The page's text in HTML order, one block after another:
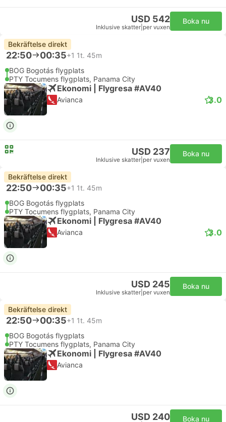
USD 542
Inklusive skatter per vuxen
Boka nu
Bekräftelse direkt
22:50 00:35+1 1t. 45m
BOG Bogotás flygplats
PTY Tocumens flygplats, Panama City
Ekonomi | Flygresa #AV40
Avianca 3.0
USD 237
Inklusive skatter per vuxen
Boka nu
Bekräftelse direkt
22:50 00:35+1 1t. 45m
BOG Bogotás flygplats
PTY Tocumens flygplats, Panama City
Ekonomi | Flygresa #AV40
Avianca 3.0
USD 245
Inklusive skatter per vuxen
Boka nu
Bekräftelse direkt
22:50 00:35+1 1t. 45m
BOG Bogotás flygplats
PTY Tocumens flygplats, Panama City
Ekonomi | Flygresa #AV40
Avianca
USD 240 Boka nu